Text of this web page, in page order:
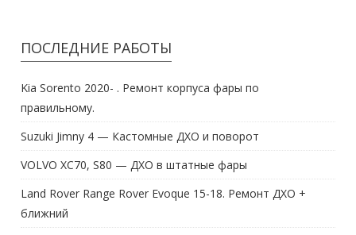
ПОСЛЕДНИЕ РАБОТЫ
Kia Sorento 2020- . Ремонт корпуса фары по
правильному.
Suzuki Jimny 4 — Кастомные ДХО и поворот
VOLVO XC70, S80 — ДХО в штатные фары
Land Rover Range Rover Evoque 15-18. Ремонт ДХО +
ближний